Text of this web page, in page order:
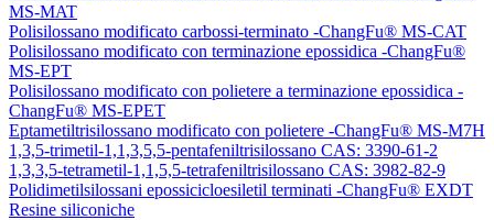
MS-MAT
Polisilossano modificato carbossi-terminato -ChangFu® MS-CAT
Polisilossano modificato con terminazione epossidica -ChangFu®
MS-EPT
Polisilossano modificato con polietere a terminazione epossidica -
ChangFu® MS-EPET
Eptametiltrisilossano modificato con polietere -ChangFu® MS-M7H
1,3,5-trimetil-1,1,3,5,5-pentafeniltrisilossano CAS: 3390-61-2
1,3,3,5-tetrametil-1,1,5,5-tetrafeniltrisilossano CAS: 3982-82-9
Polidimetilsilossani epossicicloesiletil terminati -ChangFu® EXDT
Resine siliconiche